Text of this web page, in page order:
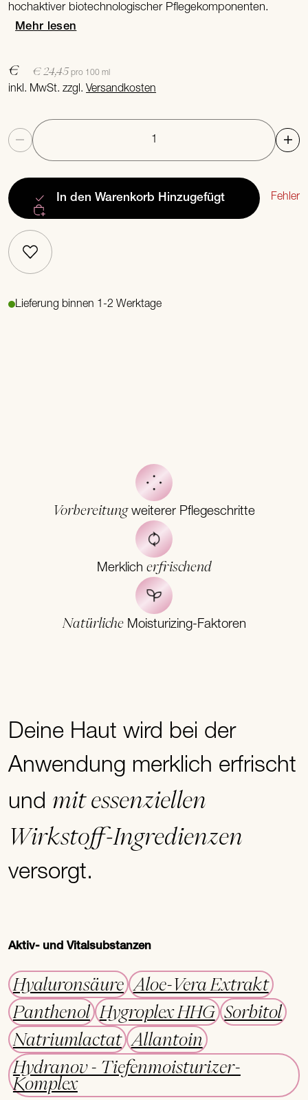
hochaktiver biotechnologischer Pflegekomponenten.
Mehr lesen
€ € 24,45 pro 100 ml
inkl. MwSt. zzgl.Versandkosten
Anzahl
In den Warenkorb Hinzugefügt Fehler
Lieferung binnen 1-2 Werktage
Vorbereitungweiterer Pflegeschritte
Merklich erfrischend
NatürlicheMoisturizing-Faktoren
Deine Haut wird bei der
Anwendung merklich erfrischt
und mit essenziellen
Wirkstoff-Ingredienzen
versorgt.
Aktiv- und Vitalsubstanzen
Hyaluronsäure
Aloe-Vera Extrakt
Panthenol
Hygroplex HHG Sorbitol
Natriumlactat
Allantoin
Hydranov - Tiefenmoisturizer-
Komplex